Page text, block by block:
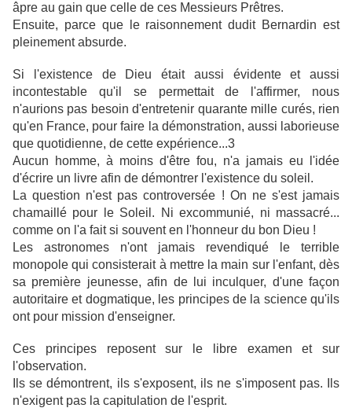
âpre au gain que celle de ces Messieurs Prêtres.
Ensuite, parce que le raisonnement dudit Bernardin est
pleinement absurde.
Si l'existence de Dieu était aussi évidente et aussi
incontestable qu'il se permettait de l'affirmer, nous
n'aurions pas besoin d'entretenir quarante mille curés, rien
qu'en France, pour faire la démonstration, aussi laborieuse
que quotidienne, de cette expérience...3
Aucun homme, à moins d'être fou, n'a jamais eu l'idée
d'écrire un livre afin de démontrer l'existence du soleil.
La question n'est pas controversée ! On ne s'est jamais
chamaillé pour le Soleil. Ni excommunié, ni massacré...
comme on l'a fait si souvent en l'honneur du bon Dieu !
Les astronomes n'ont jamais revendiqué le terrible
monopole qui consisterait à mettre la main sur l'enfant, dès
sa première jeunesse, afin de lui inculquer, d'une façon
autoritaire et dogmatique, les principes de la science qu'ils
ont pour mission d'enseigner.
Ces principes reposent sur le libre examen et sur
l'observation.
Ils se démontrent, ils s'exposent, ils ne s'imposent pas. Ils
n'exigent pas la capitulation de l'esprit.